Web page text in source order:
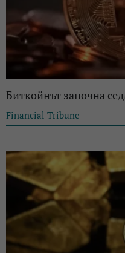
Биткойнът започна
Financial Tribune